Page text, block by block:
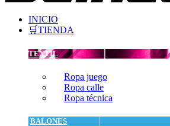
INICIO
🛒TIENDA
TEXTIL
Ropa juego
Ropa calle
Ropa técnica
BALONES